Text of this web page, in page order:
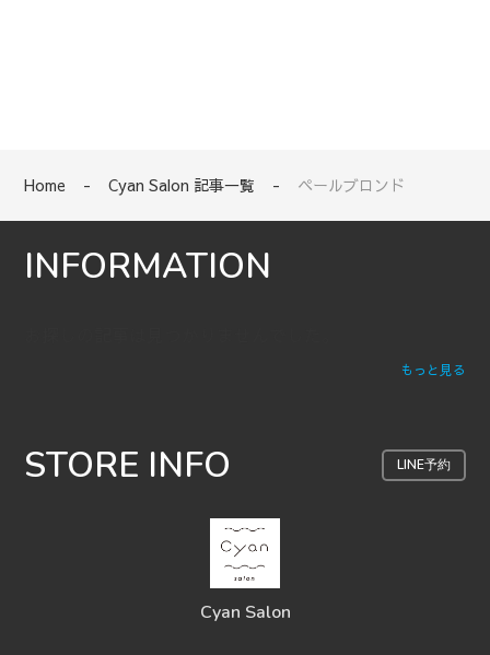
Home - Cyan Salon 記事一覧 - ペールブロンド
INFORMATION
もっと見る
STORE INFO LINE予約
Cyan Salon